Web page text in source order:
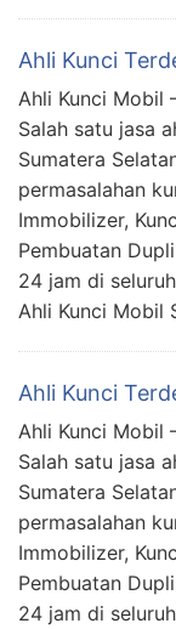
Ahli Kunci
Ahli Kunci Mobil
Salah satu jasa
Sumatera
permasalahan
Immobilizer,
Pembuatan
24 jam di
Ahli Kunci Mobil
Ahli Kunci
Ahli Kunci Mobil
Salah satu jasa
Sumatera
permasalahan
Immobilizer,
Pembuatan
24 jam di